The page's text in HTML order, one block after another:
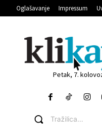
Oglašavanje Impressum
Petak, 7.
Tražilica...